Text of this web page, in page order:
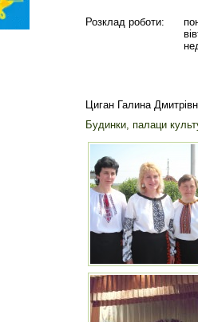
Розклад роботи:
Циган Галина
Будинки, палаци